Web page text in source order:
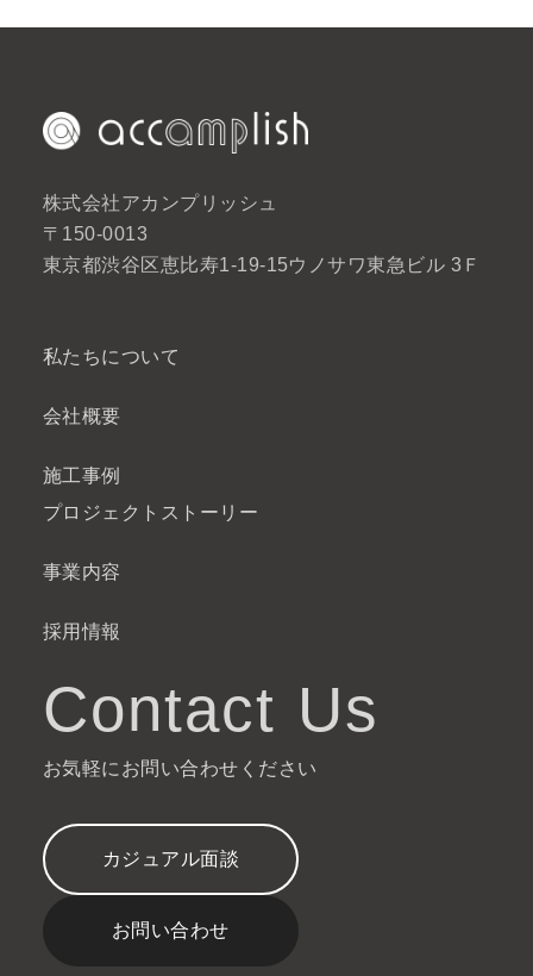
株式会社アカンプリッシュ
〒150-0013
東京都渋谷区恵比寿1-19-15ウノサワ東急ビル 3Ｆ
私たちについて
会社概要
施工事例
プロジェクトストーリー
事業内容
採用情報
Contact Us
お気軽にお問い合わせください
カジュアル面談
お問い合わせ